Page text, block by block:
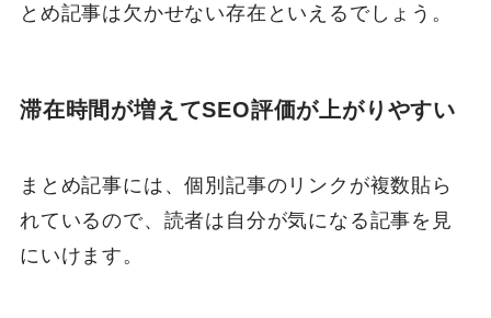
とめ記事は欠かせない存在といえるでしょう。
滞在時間が増えてSEO評価が上がりやすい
まとめ記事には、個別記事のリンクが複数貼ら
れているので、読者は自分が気になる記事を見
にいけます。